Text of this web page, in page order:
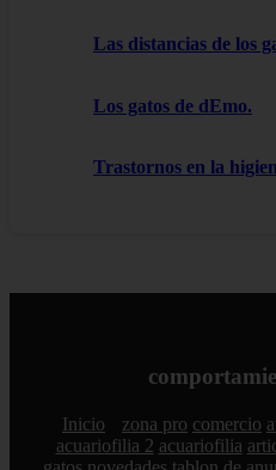
Las distancias de los
Los gatos de dEmo.
Trastornos en la
Inicio zona pro comercio
acuariofilia 2 acuariofilia